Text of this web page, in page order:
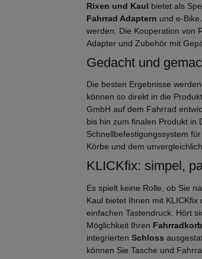
Rixen und Kaul bietet als
Fahrrad Adaptern und e-
werden. Die Kooperation von
Adapter und Zubehör mit
Gedacht und
Die besten Ergebnisse
können so direkt in die
GmbH auf dem Fahrrad
bis hin zum finalen Produkt in
Schnellbefestigungssystem
Körbe und dem
KLICKfix: simpel,
Es spielt keine Rolle, ob Sie
Kaul bietet Ihnen mit
einfachen Tastendruck. Hört
Möglichkeit Ihren Fahrradkorb
integrierten Schloss
können Sie Tasche und